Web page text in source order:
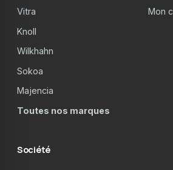
Vitra
Knoll
Wilkhahn
Sokoa
Majencia
Toutes nos marques
Mon
Société